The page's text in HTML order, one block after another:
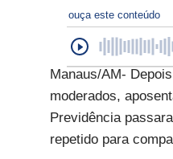
ouça este conteúdo
Manaus/AM-
moderados,
Previdência
repetido para